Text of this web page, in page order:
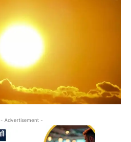
- Advertisement -